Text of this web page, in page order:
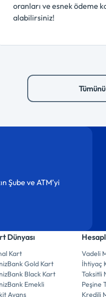
oranları ve esnek ödeme
alabilirsiniz!
Şube ve ATM’yi
Dünyası
Kart
Gold Kart
Black Kart
Emekli
Avans
Vadeli
İhtiyaç
Taksitli
Peşine
Kredili